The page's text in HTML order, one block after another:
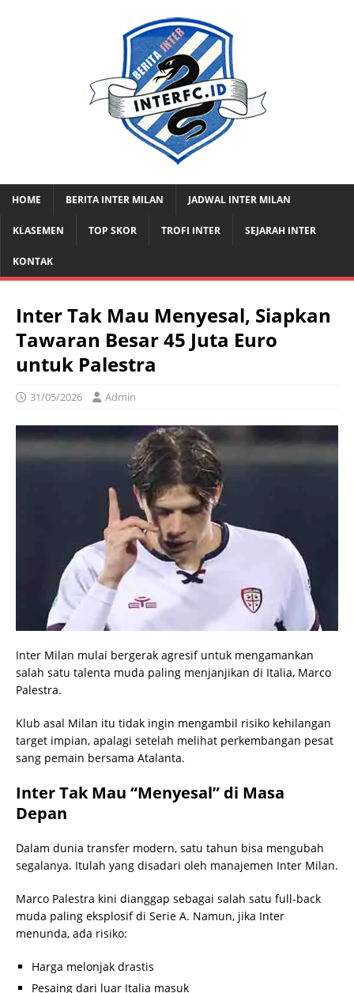
HOME BERITA INTER MILAN JADWAL INTER MILAN
KLASEMEN TOP SKOR TROFI INTER SEJARAH INTER
KONTAK
Inter Tak Mau Menyesal, Siapkan
Tawaran Besar 45 Juta Euro
untuk Palestra
31/05/2026 Admin
Inter Milan mulai bergerak agresif untuk mengamankan
salah satu talenta muda paling menjanjikan di Italia, Marco
Palestra.
Klub asal Milan itu tidak ingin mengambil risiko kehilangan
target impian, apalagi setelah melihat perkembangan pesat
sang pemain bersama Atalanta.
Inter Tak Mau “Menyesal” di Masa
Depan
Dalam dunia transfer modern, satu tahun bisa mengubah
segalanya. Itulah yang disadari oleh manajemen Inter Milan.
Marco Palestra kini dianggap sebagai salah satu full-back
muda paling eksplosif di Serie A. Namun, jika Inter
menunda, ada risiko:
Harga melonjak drastis
Pesaing dari luar Italia masuk